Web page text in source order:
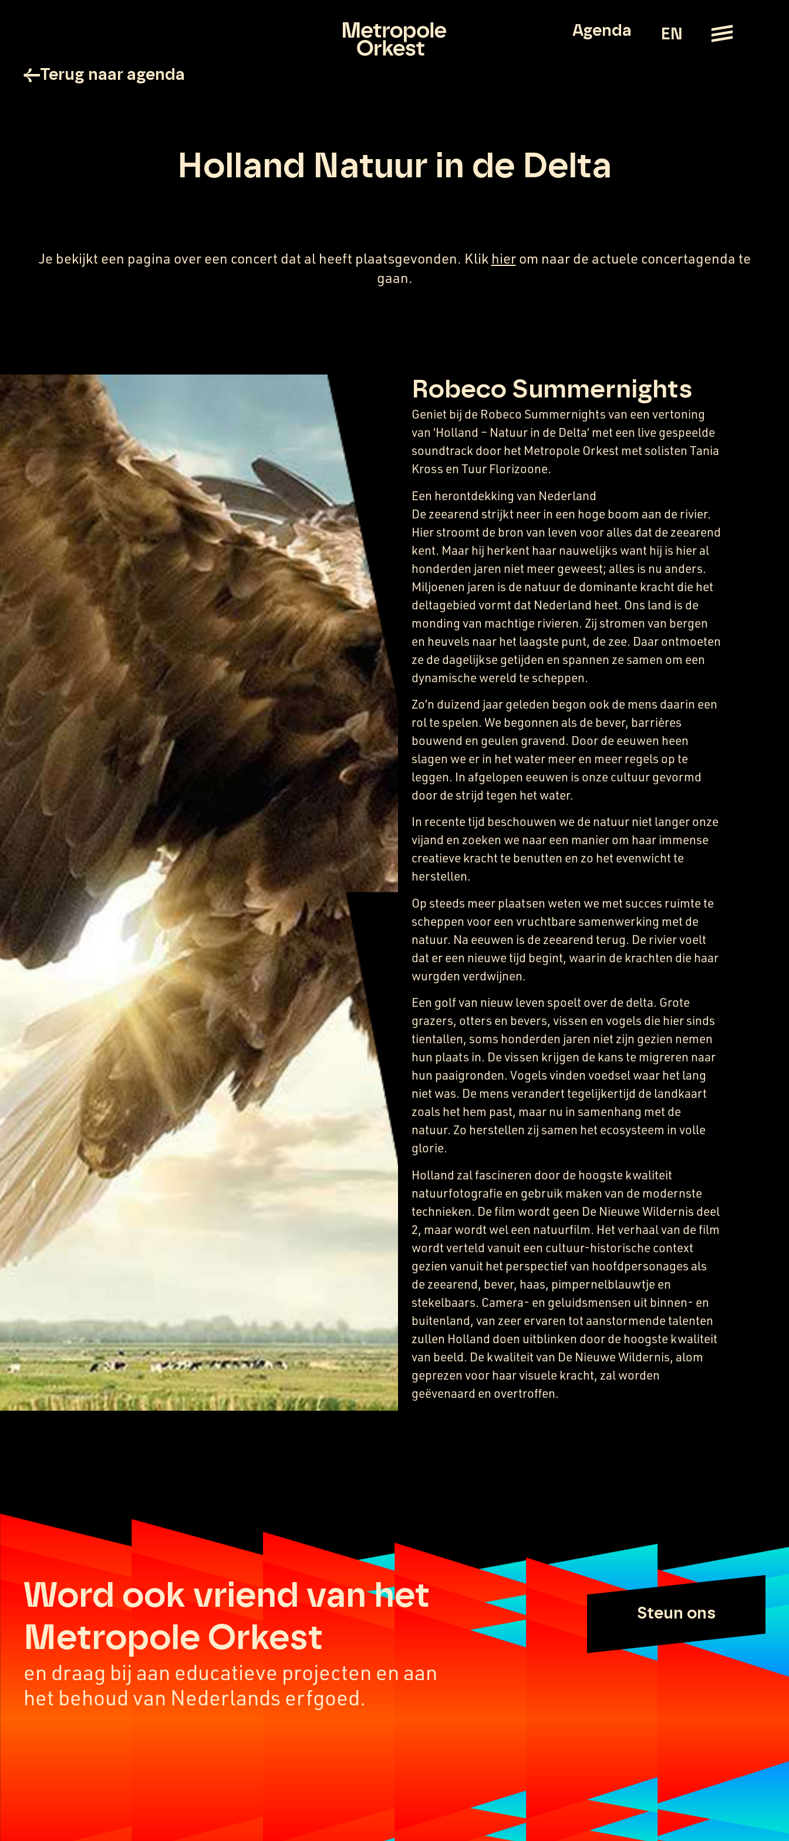
Agenda EN
Terug naar agenda
Holland Natuur in de Delta
Je bekijkt een pagina over een concert dat al heeft plaatsgevonden. Klik hierom naar de actuele concertagenda te
gaan.
Robeco Summernights
Geniet bij de Robeco Summernights van een vertoning
van ‘Holland – Natuur in de Delta’ met een live gespeelde
soundtrack door het Metropole Orkest met solisten Tania
Kross en Tuur Florizoone.
Een herontdekking van Nederland
De zeearend strijkt neer in een hoge boom aan de rivier.
Hier stroomt de bron van leven voor alles dat de zeearend
kent. Maar hij herkent haar nauwelijks want hij is hier al
honderden jaren niet meer geweest; alles is nu anders.
Miljoenen jaren is de natuur de dominante kracht die het
deltagebied vormt dat Nederland heet. Ons land is de
monding van machtige rivieren. Zij stromen van bergen
en heuvels naar het laagste punt, de zee. Daar ontmoeten
ze de dagelijkse getijden en spannen ze samen om een
dynamische wereld te scheppen.
Zo’n duizend jaar geleden begon ook de mens daarin een
rol te spelen. We begonnen als de bever, barrières
bouwend en geulen gravend. Door de eeuwen heen
slagen we er in het water meer en meer regels op te
leggen. In afgelopen eeuwen is onze cultuur gevormd
door de strijd tegen het water.
In recente tijd beschouwen we de natuur niet langer onze
vijand en zoeken we naar een manier om haar immense
creatieve kracht te benutten en zo het evenwicht te
herstellen.
Op steeds meer plaatsen weten we met succes ruimte te
scheppen voor een vruchtbare samenwerking met de
natuur. Na eeuwen is de zeearend terug. De rivier voelt
dat er een nieuwe tijd begint, waarin de krachten die haar
wurgden verdwijnen.
Een golf van nieuw leven spoelt over de delta. Grote
grazers, otters en bevers, vissen en vogels die hier sinds
tientallen, soms honderden jaren niet zijn gezien nemen
hun plaats in. De vissen krijgen de kans te migreren naar
hun paaigronden. Vogels vinden voedsel waar het lang
niet was. De mens verandert tegelijkertijd de landkaart
zoals het hem past, maar nu in samenhang met de
natuur. Zo herstellen zij samen het ecosysteem in volle
glorie.
Holland zal fascineren door de hoogste kwaliteit
natuurfotografie en gebruik maken van de modernste
technieken. De film wordt geen De Nieuwe Wildernis deel
2, maar wordt wel een natuurfilm. Het verhaal van de film
wordt verteld vanuit een cultuur-historische context
gezien vanuit het perspectief van hoofdpersonages als
de zeearend, bever, haas, pimpernelblauwtje en
stekelbaars. Camera- en geluidsmensen uit binnen- en
buitenland, van zeer ervaren tot aanstormende talenten
zullen Holland doen uitblinken door de hoogste kwaliteit
van beeld. De kwaliteit van De Nieuwe Wildernis, alom
geprezen voor haar visuele kracht, zal worden
geëvenaard en overtroffen.
Word ook vriend van het
Metropole Orkest
en draag bij aan educatieve projecten en aan
het behoud van Nederlands erfgoed.
Steun ons